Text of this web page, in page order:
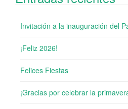
Invitación a la inauguración del
¡Feliz 2026!
Felices Fiestas
¡Gracias por celebrar la